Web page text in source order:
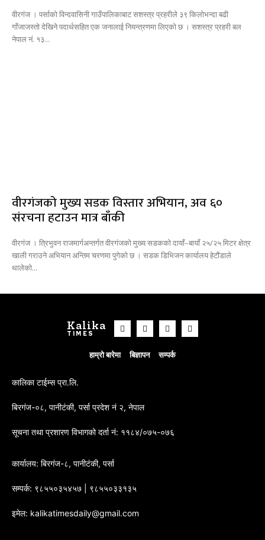
वीरगंज । पर्साको विन्दवासिनी गाउँपालिकाबाट सशस्त्र प्रहरीले ३९ किलोभन्दा बढी
गाँजाजस्तो देखिने पदार्थसहित एक जनालाई नियन्त्रणमा लिएको छ । सशस्त्र प्रहरी बल
नेपाल नं. १३...
वीरगंजको मुख्य सडक विस्तार अभियान, अव ६०
संरचना हटाउन मात्र बाँकी
वीरगंज । त्रिभुवन राजमार्गअन्तर्गत वीरगंजको मुख्य सडकको दायाँ–बायाँ २५/२५ मिटर क्षेत्र
खाली गराउने अभियान अन्तिम चरणमा पुगेको छ । सडक डिभिजन कार्यालय हेटौंडाले
थालेको...
Kalika
TIMES
हाम्रो बारेमा बिज्ञापन सम्पर्क
कालिका टाईम्स प्रा.लि.
बिरगंज-०८, पानीटंकी, पर्सा प्रदेश नं २, नेपाल
सूचना तथा प्रशारण विभागको दर्ता नं: ११८४/०७५-०७६
कार्यालय: बिरगंज-८, पानीटंकी, पर्सा
सम्पर्क: ९८५५०३५४५७ | ९८५५०३३१३५
इमेल: kalikatimesdaily@gmail.com